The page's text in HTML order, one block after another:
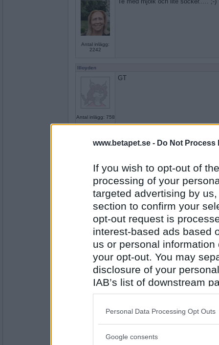
www.betapet.se - Do Not Process
If you wish to opt-out of
processing of your
targeted advertising by
section to confirm your
opt-out request is
interest-based ads based
us or personal
your opt-out. You may
disclosure of your
IAB’s list of downstream
also be disclosed by us
Downstream Participants
Please note that this
Personal Data Processing Opt Outs
Google consents
Antal inlägg:
2242
llloyden
Antal inlägg: 758
GT
Antal inlägg: 758
Kan man kombinera vätskeintaget
än nykter, deprimerad, uppåt.
och t.o.m. vet att du ska förlora
eller fel??
Jelenas77
Antal inlägg:
1798
jessieShanti
Antal inlägg: 105